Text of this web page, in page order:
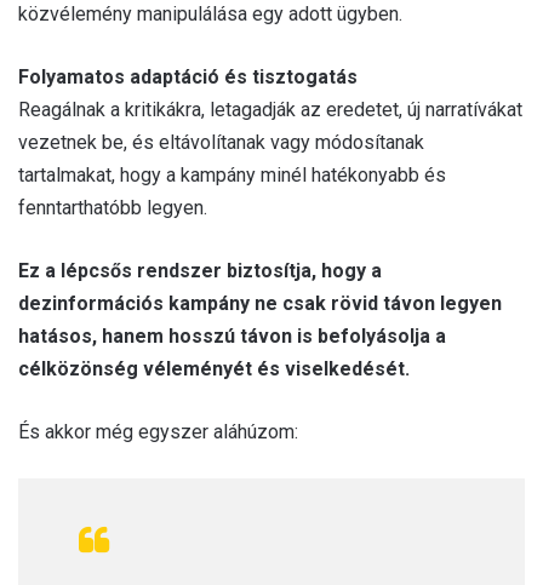
közvélemény manipulálása egy adott ügyben.
Folyamatos adaptáció és tisztogatás
Reagálnak a kritikákra, letagadják az eredetet, új narratívákat
vezetnek be, és eltávolítanak vagy módosítanak
tartalmakat, hogy a kampány minél hatékonyabb és
fenntarthatóbb legyen.
Ez a lépcsős rendszer biztosítja, hogy a
dezinformációs kampány ne csak rövid távon legyen
hatásos, hanem hosszú távon is befolyásolja a
célközönség véleményét és viselkedését.
És akkor még egyszer aláhúzom: